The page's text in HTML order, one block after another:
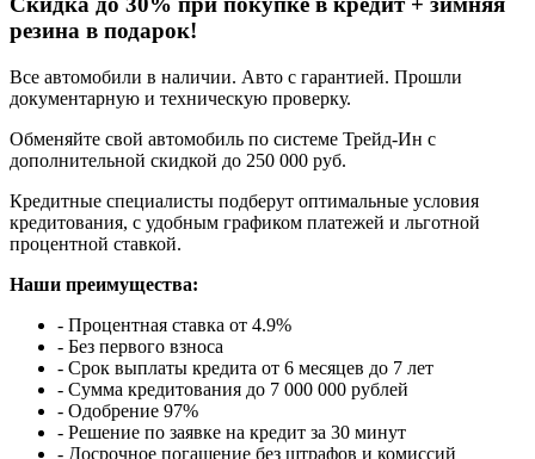
резина в подарок!
Все автомобили в наличии. Авто с гарантией. Прошли
документарную и техническую проверку.
Обменяйте свой автомобиль по системе Трейд-Ин с
дополнительной скидкой до 250 000 руб.
Кредитные специалисты подберут оптимальные условия
кредитования, с удобным графиком платежей и льготной
процентной ставкой.
Наши преимущества:
- Процентная ставка от 4.9%
- Без первого взноса
- Срок выплаты кредита от 6 месяцев до 7 лет
- Сумма кредитования до 7 000 000 рублей
- Одобрение 97%
- Решение по заявке на кредит за 30 минут
- Досрочное погашение без штрафов и комиссий